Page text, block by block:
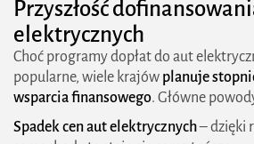
2026 zielonestrefy.pl
zastrzeżone. Treści publikowane
chronione prawem
Przyszłość
elektrycznych
Choć programy dopłat do aut
popularne, wiele krajów planuje
wsparcia finansowego. Główne
Spadek cen aut elektrycznych– dzięki